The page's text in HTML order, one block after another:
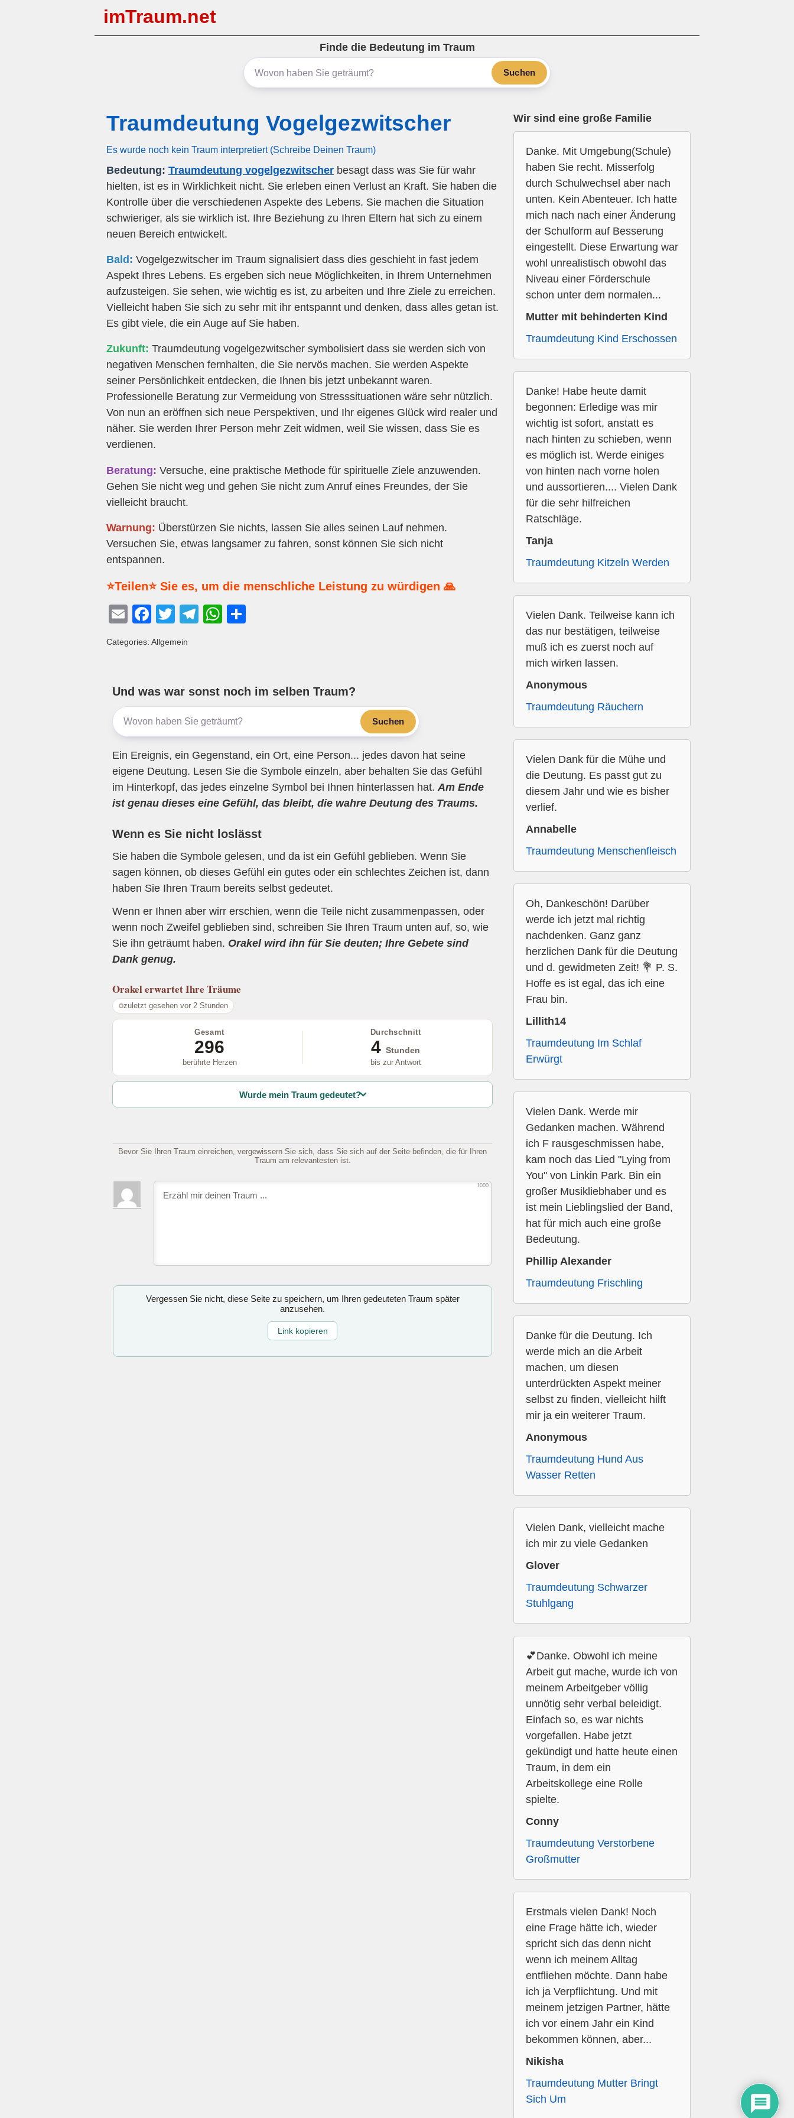
imTraum.net
Finde die Bedeutung im Traum
Suchen
Traumdeutung Vogelgezwitscher
Es wurde noch kein Traum interpretiert (Schreibe Deinen Traum)
Bedeutung: Traumdeutung vogelgezwitscher besagt dass was Sie für wahr
hielten, ist es in Wirklichkeit nicht. Sie erleben einen Verlust an Kraft. Sie haben die
Kontrolle über die verschiedenen Aspekte des Lebens. Sie machen die Situation
schwieriger, als sie wirklich ist. Ihre Beziehung zu Ihren Eltern hat sich zu einem
neuen Bereich entwickelt.
Bald: Vogelgezwitscher im Traum signalisiert dass dies geschieht in fast jedem
Aspekt Ihres Lebens. Es ergeben sich neue Möglichkeiten, in Ihrem Unternehmen
aufzusteigen. Sie sehen, wie wichtig es ist, zu arbeiten und Ihre Ziele zu erreichen.
Vielleicht haben Sie sich zu sehr mit ihr entspannt und denken, dass alles getan ist.
Es gibt viele, die ein Auge auf Sie haben.
Zukunft: Traumdeutung vogelgezwitscher symbolisiert dass sie werden sich von
negativen Menschen fernhalten, die Sie nervös machen. Sie werden Aspekte
seiner Persönlichkeit entdecken, die Ihnen bis jetzt unbekannt waren.
Professionelle Beratung zur Vermeidung von Stresssituationen wäre sehr nützlich.
Von nun an eröffnen sich neue Perspektiven, und Ihr eigenes Glück wird realer und
näher. Sie werden Ihrer Person mehr Zeit widmen, weil Sie wissen, dass Sie es
verdienen.
Beratung: Versuche, eine praktische Methode für spirituelle Ziele anzuwenden.
Gehen Sie nicht weg und gehen Sie nicht zum Anruf eines Freundes, der Sie
vielleicht braucht.
Warnung: Überstürzen Sie nichts, lassen Sie alles seinen Lauf nehmen.
Versuchen Sie, etwas langsamer zu fahren, sonst können Sie sich nicht
entspannen.
⭐Teilen⭐ Sie es, um die menschliche Leistung zu würdigen 🙏
E
ail
F
c
b
o
o
T
tt
T
a
m
W
A
p
p
Categories: Allgemein
Und was war sonst noch im selben Traum?
Suchen
Ein Ereignis, ein Gegenstand, ein Ort, eine Person... jedes davon hat seine
eigene Deutung. Lesen Sie die Symbole einzeln, aber behalten Sie das Gefühl
im Hinterkopf, das jedes einzelne Symbol bei Ihnen hinterlassen hat. Am Ende
ist genau dieses eine Gefühl, das bleibt, die wahre Deutung des Traums.
Wenn es Sie nicht loslässt
Sie haben die Symbole gelesen, und da ist ein Gefühl geblieben. Wenn Sie
sagen können, ob dieses Gefühl ein gutes oder ein schlechtes Zeichen ist, dann
haben Sie Ihren Traum bereits selbst gedeutet.
Wenn er Ihnen aber wirr erschien, wenn die Teile nicht zusammenpassen, oder
wenn noch Zweifel geblieben sind, schreiben Sie Ihren Traum unten auf, so, wie
Sie ihn geträumt haben. Orakel wird ihn für Sie deuten; Ihre Gebete sind
Dank genug.
Orakelerwartet Ihre Träume
zuletzt gesehen vor 2 Stunden
Gesamt
296
berührte Herzen
Durchschnitt
4 Stunden
bis zur Antwort
Wurde mein Traum gedeutet?
Bevor Sie Ihren Traum einreichen, vergewissern Sie sich, dass Sie sich auf der Seite befinden, die für Ihren
Traum am relevantesten ist.
1000
Vergessen Sie nicht, diese Seite zu speichern, um Ihren gedeuteten Traum später
anzusehen.
Link kopieren
Wir sind eine große Familie
Danke. Mit Umgebung(Schule)
haben Sie recht. Misserfolg
durch Schulwechsel aber nach
unten. Kein Abenteuer. Ich hatte
mich nach nach einer Änderung
der Schulform auf Besserung
eingestellt. Diese Erwartung war
wohl unrealistisch obwohl das
Niveau einer Förderschule
schon unter dem normalen...
Mutter mit behinderten Kind
Traumdeutung Kind Erschossen
Danke! Habe heute damit
begonnen: Erledige was mir
wichtig ist sofort, anstatt es
nach hinten zu schieben, wenn
es möglich ist. Werde einiges
von hinten nach vorne holen
und aussortieren.... Vielen Dank
für die sehr hilfreichen
Ratschläge.
Tanja
Traumdeutung Kitzeln Werden
Vielen Dank. Teilweise kann ich
das nur bestätigen, teilweise
muß ich es zuerst noch auf
mich wirken lassen.
Anonymous
Traumdeutung Räuchern
Vielen Dank für die Mühe und
die Deutung. Es passt gut zu
diesem Jahr und wie es bisher
verlief.
Annabelle
Traumdeutung Menschenfleisch
Oh, Dankeschön! Darüber
werde ich jetzt mal richtig
nachdenken. Ganz ganz
herzlichen Dank für die Deutung
und d. gewidmeten Zeit! 💐 P. S.
Hoffe es ist egal, das ich eine
Frau bin.
Lillith14
Traumdeutung Im Schlaf
Erwürgt
Vielen Dank. Werde mir
Gedanken machen. Während
ich F rausgeschmissen habe,
kam noch das Lied "Lying from
You" von Linkin Park. Bin ein
großer Musikliebhaber und es
ist mein Lieblingslied der Band,
hat für mich auch eine große
Bedeutung.
Phillip Alexander
Traumdeutung Frischling
Danke für die Deutung. Ich
werde mich an die Arbeit
machen, um diesen
unterdrückten Aspekt meiner
selbst zu finden, vielleicht hilft
mir ja ein weiterer Traum.
Anonymous
Traumdeutung Hund Aus
Wasser Retten
Vielen Dank, vielleicht mache
ich mir zu viele Gedanken
Glover
Traumdeutung Schwarzer
Stuhlgang
💕Danke. Obwohl ich meine
Arbeit gut mache, wurde ich von
meinem Arbeitgeber völlig
unnötig sehr verbal beleidigt.
Einfach so, es war nichts
vorgefallen. Habe jetzt
gekündigt und hatte heute einen
Traum, in dem ein
Arbeitskollege eine Rolle
spielte.
Conny
Traumdeutung Verstorbene
Großmutter
Erstmals vielen Dank! Noch
eine Frage hätte ich, wieder
spricht sich das denn nicht
wenn ich meinem Alltag
entfliehen möchte. Dann habe
ich ja Verpflichtung. Und mit
meinem jetzigen Partner, hätte
ich vor einem Jahr ein Kind
bekommen können, aber...
Nikisha
Traumdeutung Mutter Bringt
Sich Um